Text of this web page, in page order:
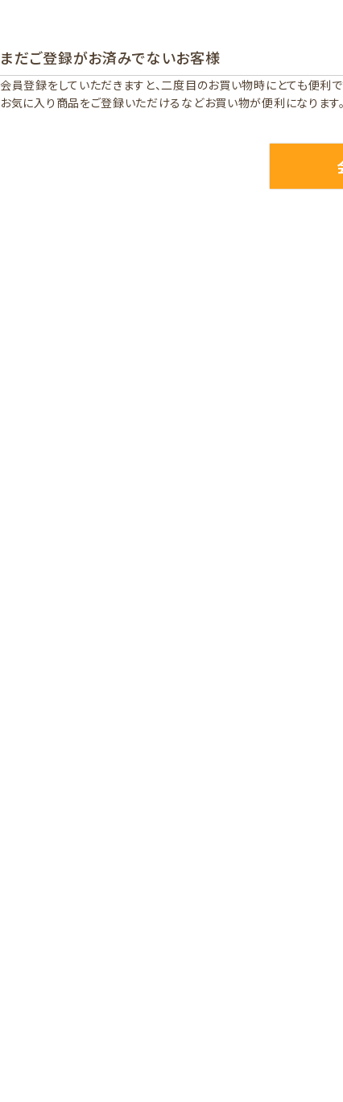
まだご登録がお済みでないお客様
会員登録をしていただきますと、二度目のお買い物時にとても便利で
お気に入り商品をご登録いただけるなどお買い物が便利になります。